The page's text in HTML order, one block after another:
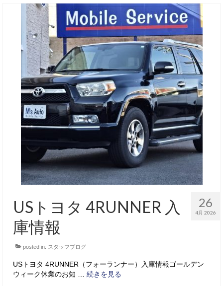
26
4月 2026
USトヨタ 4RUNNER 入
庫情報
posted in: スタッフブログ
USトヨタ 4RUNNER（フォーランナー）入庫情報ゴールデン
ウィーク休業のお知 … 続きを見る